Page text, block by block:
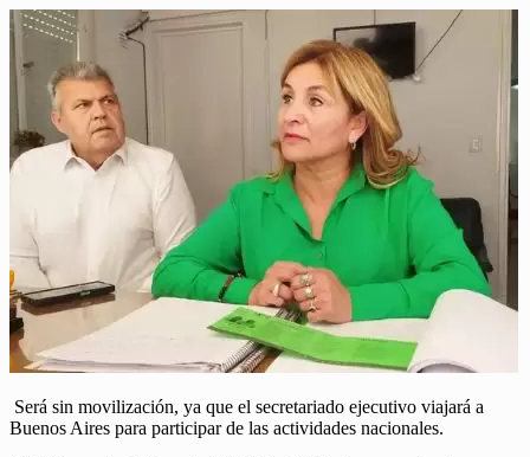
Será sin movilización, ya que el secretariado ejecutivo viajará a
Buenos Aires para participar de las actividades nacionales.